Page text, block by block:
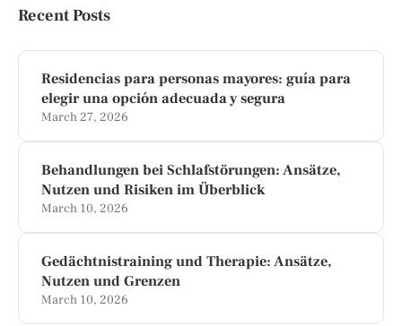
Recent Posts
Residencias para personas mayores: guía para
elegir una opción adecuada y segura
March 27, 2026
Behandlungen bei Schlafstörungen: Ansätze,
Nutzen und Risiken im Überblick
March 10, 2026
Gedächtnistraining und Therapie: Ansätze,
Nutzen und Grenzen
March 10, 2026